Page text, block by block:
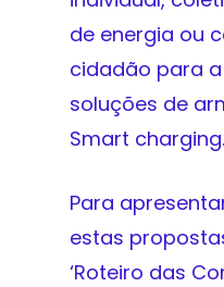
de energia ou
cidadão para
soluções de
Smart charging.
Para
estas
‘Roteiro das